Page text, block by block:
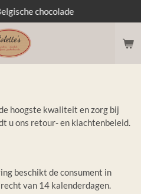
chocolade
hoogste kwaliteit en zorg bij
u ons retour- en klachtenbeleid.
beschikt de consument in
van 14 kalenderdagen.